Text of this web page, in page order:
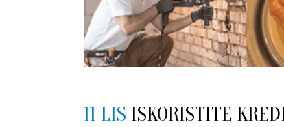
11 LIS ISKORISTITE